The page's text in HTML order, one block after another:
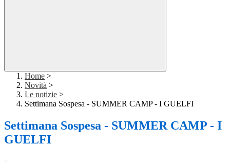
Home >
Novità >
Le notizie >
Settimana Sospesa - SUMMER CAMP - I GUELFI
Settimana Sospesa - SUMMER CAMP - I
GUELFI